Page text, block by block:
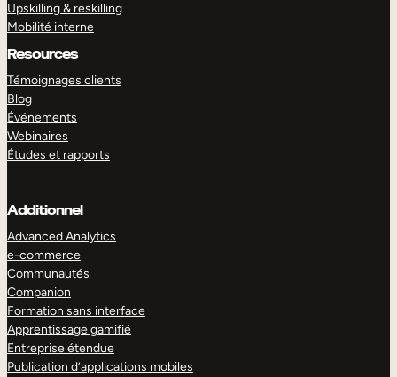
Upskilling & reskilling
Mobilité interne
Resources
Témoignages clients
Blog
Événements
Webinaires
Études et rapports
Additionnel
Advanced Analytics
e-commerce
Communautés
Companion
Formation sans interface
Apprentissage gamifié
Entreprise étendue
Publication d’applications mobiles